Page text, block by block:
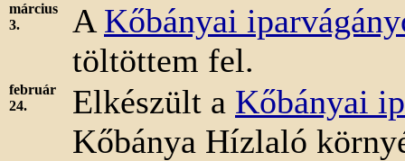
március
3.
A Kőbányai
töltöttem fel.
február
24.
Elkészült a Kőbányai
Kőbánya Hízlaló